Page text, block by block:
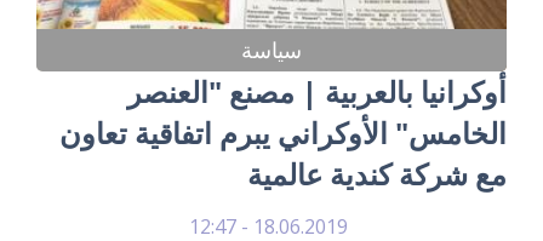
سياسة
أوكرانيا بالعربية | مصنع "العنصر
الخامس" الأوكراني يبرم اتفاقية تعاون
مع شركة كندية عالمية
18.06.2019 - 12:47